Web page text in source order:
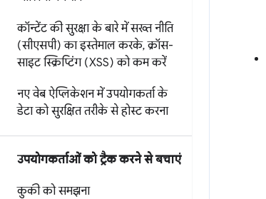
कॉन्टेंट की सुरक्षा के बारे में सख्त नीति
(सीएसपी) का इस्तेमाल करके,क्रॉस-
साइट स्क्रिप्टिंग (XSS) को कम करें
नए वेब ऐप्लिकेशन में उपयोगकर्ता के
डेटा को सुरक्षित तरीके से होस्ट करना
उपयोगकर्ताओं को ट्रैक करने से बचाएं
कुकी को समझना